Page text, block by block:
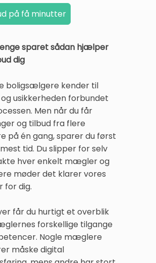
sparet sådan hjælper
dig
boligsælgere kender til
usikkerheden forbundet
Men når du får
og tilbud fra flere
på én gang, sparer du først
tid. Du slipper for selv
hver enkelt mægler og
møder det klarer vores
for dig.
får du hurtigt et overblik
forskellige tilgange
Nogle mæglere
måske digital